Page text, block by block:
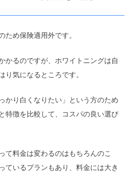
ため保険適用外です。
かるのですが、ホワイトニングは自
り気になるところです。
かり白くなりたい」という方のため
特徴を比較して、コスパの良い選び
て料金は変わるのはもちろんのこ
ているプランもあり、料金には大き